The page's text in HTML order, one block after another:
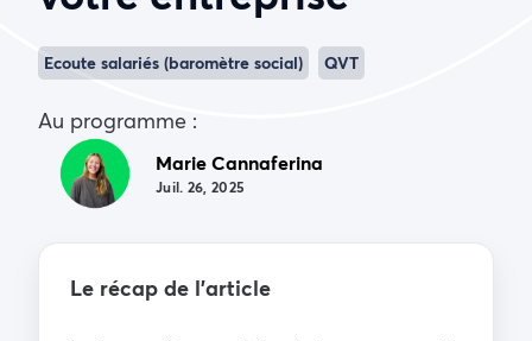
Ecoute salariés (baromètre social) QVT
Au programme :
Marie Cannaferina
Juil. 26, 2025
Le récap de l’article